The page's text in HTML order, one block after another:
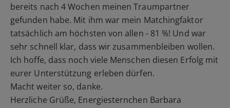
bereits nach 4 Wochen meinen Traumpartner
gefunden habe. Mit ihm war mein Matchingfaktor
tatsächlich am höchsten von allen - 81 %! Und war
sehr schnell klar, dass wir zusammenbleiben wollen.
Ich hoffe, dass noch viele Menschen diesen Erfolg mit
eurer Unterstützung erleben dürfen.
Macht weiter so, danke.
Herzliche Grüße, Energiesternchen Barbara